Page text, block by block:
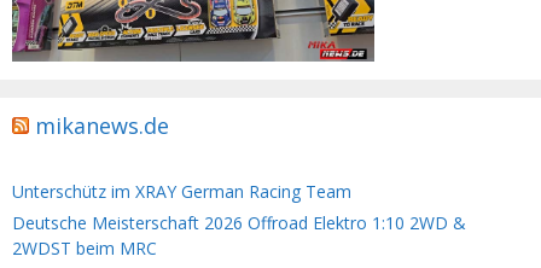
mikanews.de
Unterschütz im XRAY German Racing Team
Deutsche Meisterschaft 2026 Offroad Elektro 1:10 2WD &
2WDST beim MRC